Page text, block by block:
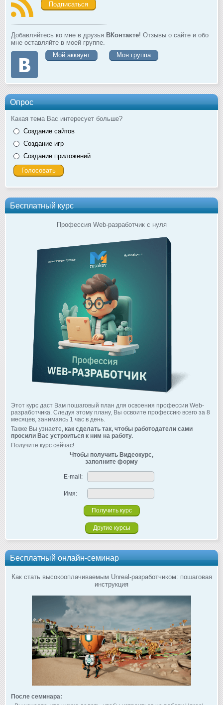
Подписаться
Добавляйтесь ко мне в друзья ВКонтакте! Отзывы о сайте и обо
мне оставляйте в моей группе.
Мой аккаунт
Моя группа
Опрос
Какая тема Вас интересует больше?
Создание сайтов
Создание игр
Создание приложений
Бесплатный курс
Профессия Web-разработчик с нуля
Этот курс даст Вам пошаговый план для освоения профессии Web-
разработчика. Следуя этому плану, Вы освоите профессию всего за 8
месяцев, занимаясь 1 час в день.
Также Вы узнаете, как сделать так, чтобы работодатели сами
просили Вас устроиться к ним на работу.
Получите курс сейчас!
Чтобы получить Видеокурс,
заполните форму
E-mail:
Имя:
Другие курсы
Бесплатный онлайн-семинар
Как стать высокооплачиваемым Unreal-разработчиком: пошаговая
инструкция
После семинара: